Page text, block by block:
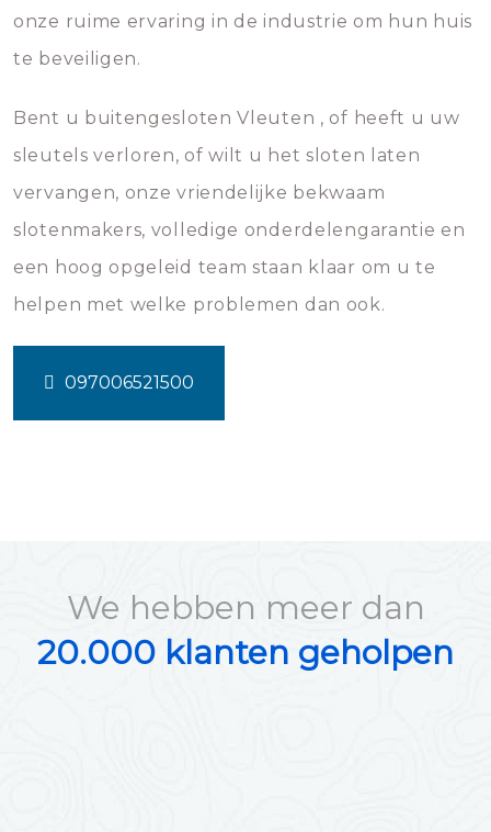
onze ruime ervaring in de industrie om hun huis
te beveiligen.
Bent u buitengesloten Vleuten , of heeft u uw
sleutels verloren, of wilt u het sloten laten
vervangen, onze vriendelijke bekwaam
slotenmakers, volledige onderdelengarantie en
een hoog opgeleid team staan klaar om u te
helpen met welke problemen dan ook.
097006521500
We hebben meer dan
20.000 klanten geholpen